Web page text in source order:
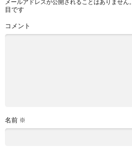
メールアドレスが公開されることはありません。
目です
コメント
名前 ※